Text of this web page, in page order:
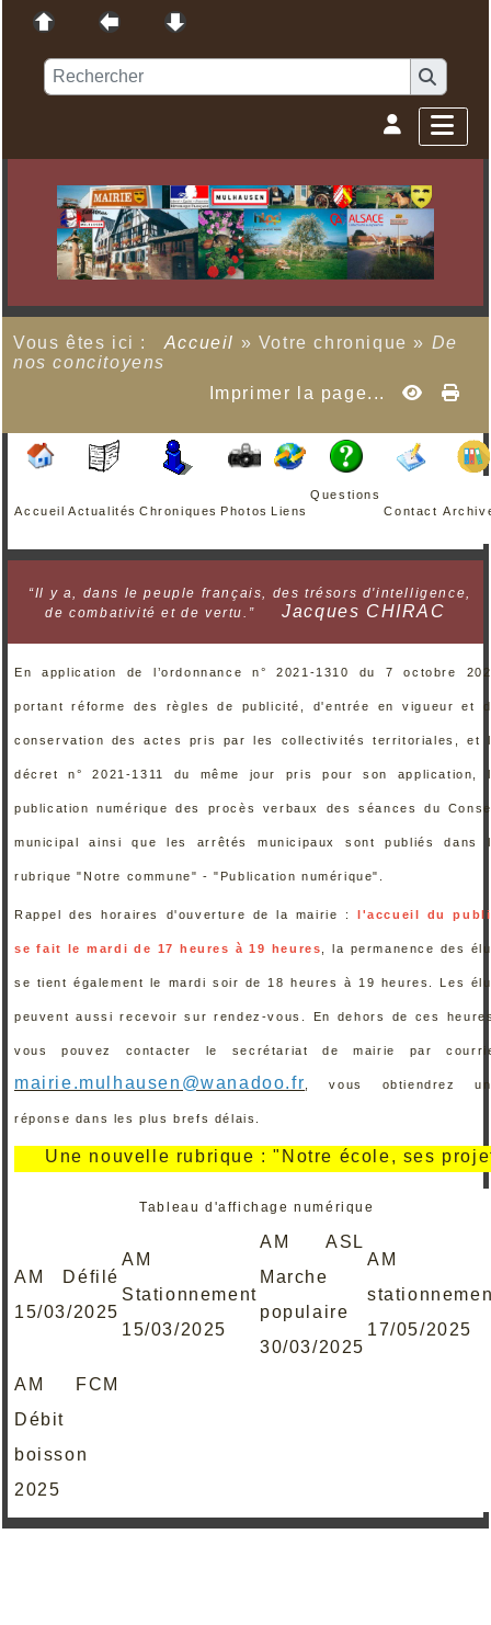
Vous êtes ici : Accueil » Votre chronique » De
nos concitoyens
Imprimer la page...
Accueil Actualités Chroniques Photos Liens
Questions
Contact
“Il y a, dans le peuple français, des trésors d'intelligence,
de combativité et de vertu.”
Jacques CHIRAC
En application de l’ordonnance n° 2021-1310 du 7 octobre
portant réforme des règles de publicité, d'entrée en vigueur et
conservation des actes pris par les collectivités territoriales, et
décret n° 2021-1311 du même jour pris pour son application,
publication numérique des procès verbaux des séances du
municipal ainsi que les arrêtés municipaux sont publiés dans
rubrique "Notre commune" - "Publication numérique".
Rappel des horaires d'ouverture de la mairie : l'accueil du
se fait le mardi de 17 heures à 19 heures , la permanence des
se tient également le mardi soir de 18 heures à 19 heures. Les
peuvent aussi recevoir sur rendez-vous. En dehors de ces
vous pouvez contacter le secrétariat de mairie par
mairie.mulhausen@wanadoo.fr , vous obtiendrez
réponse dans les plus brefs délais.
Une nouvelle rubrique : "Notre école, ses projets,
Tableau d'affichage numérique
AM Défilé
15/03/2025
AM
Stationnement
15/03/2025
AM ASL
Marche
populaire
30/03/2025
AM
17/05/2025
AM FCM
Débit
boisson
2025